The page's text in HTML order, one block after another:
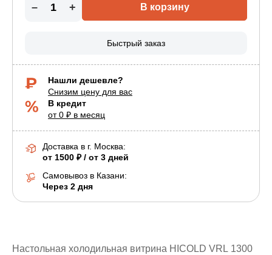
В кредит
от 0 ₽ в месяц
Нашли дешевле?
Снизим цену для вас
– + В корзину
Быстрый заказ
Доставка в г. Москва:
от 1500 ₽ / от 3 дней
Самовывоз в Казани:
Через 2 дня
Настольная холодильная витрина HICOLD VRL 1300